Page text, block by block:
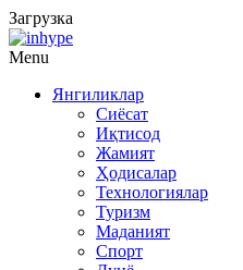
Загрузка
Menu
Янгиликлар
Сиёсат
Иқтисод
Жамият
Ҳодисалар
Технологиялар
Туризм
Маданият
Спорт